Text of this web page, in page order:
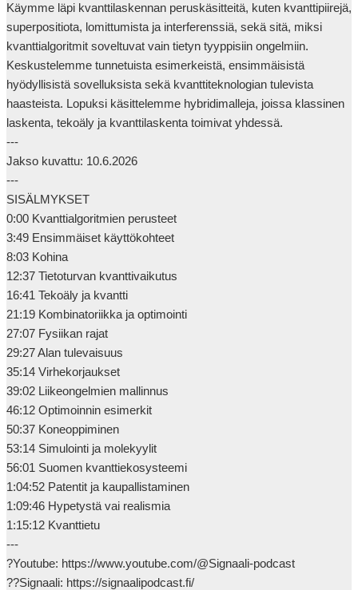
Käymme läpi kvanttilaskennan peruskäsitteitä, kuten kvanttipiirejä,
superpositiota, lomittumista ja interferenssiä, sekä sitä, miksi
kvanttialgoritmit soveltuvat vain tietyn tyyppisiin ongelmiin.
Keskustelemme tunnetuista esimerkeistä, ensimmäisistä
hyödyllisistä sovelluksista sekä kvanttiteknologian tulevista
haasteista. Lopuksi käsittelemme hybridimalleja, joissa klassinen
laskenta, tekoäly ja kvanttilaskenta toimivat yhdessä.
---
Jakso kuvattu: 10.6.2026
---
SISÄLMYKSET
0:00 Kvanttialgoritmien perusteet
3:49 Ensimmäiset käyttökohteet
8:03 Kohina
12:37 Tietoturvan kvanttivaikutus
16:41 Tekoäly ja kvantti
21:19 Kombinatoriikka ja optimointi
27:07 Fysiikan rajat
29:27 Alan tulevaisuus
35:14 Virhekorjaukset
39:02 Liikeongelmien mallinnus
46:12 Optimoinnin esimerkit
50:37 Koneoppiminen
53:14 Simulointi ja molekyylit
56:01 Suomen kvanttiekosysteemi
1:04:52 Patentit ja kaupallistaminen
1:09:46 Hypetystä vai realismia
1:15:12 Kvanttietu
---
?Youtube: https://www.youtube.com/@Signaali-podcast
??Signaali: https://signaalipodcast.fi/